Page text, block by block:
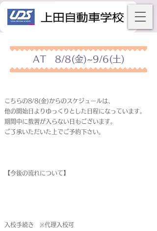
AT 8/8(金)~9/6(土)
こちらの8/8(金)からのスケジュールは、
他の開始日よりゆっくりとした日程になっています。
期間中に教習が入らない日もございます。
ご了承いただいた上でご予約下さい。
【今後の流れについて】
入校手続き ※代理入校可